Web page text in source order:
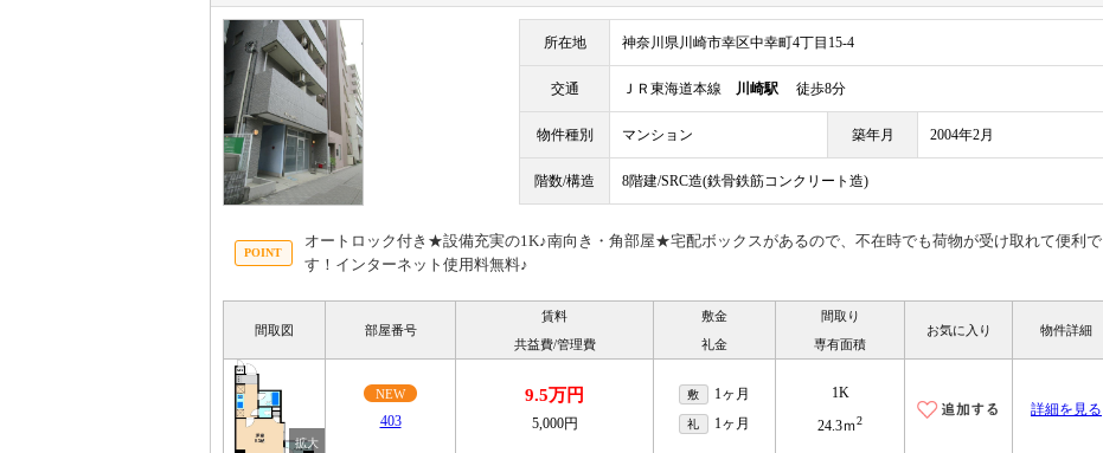
所在地 神奈川県川崎市幸区中幸町4丁目15-4
交通 ＪＲ東海道本線 川崎駅 徒歩8分
物件種別 マンション 築年月 2004年2月
階数/構造 8階建/SRC造(鉄骨鉄筋コンクリート造)
オートロック付き★設備充実の1K♪南向き・角部屋★宅配ボックスがあるので、不在時でも荷物が受け取れて便利で
す！インターネット使用料無料♪
間取図 部屋番号
賃料
共益費/管理費
敷金
礼金
間取り
専有面積
お気に入り 物件詳細
NEW
403
9.5万円
5,000円
敷 1ヶ月
礼 1ヶ月
1K
24.3ｍ2
詳細を見る